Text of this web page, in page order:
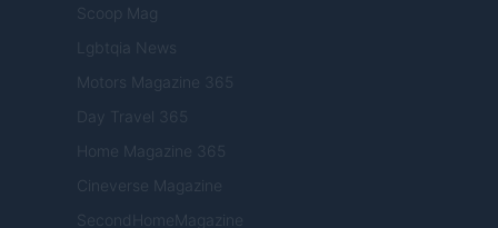
Scoop Mag
Lgbtqia News
Motors Magazine 365
Day Travel 365
Home Magazine 365
Cineverse Magazine
SecondHomeMagazine